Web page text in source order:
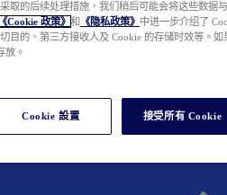
取的后续处理措施，我们稍后可能会将这些数据
《Cookie 政策》 和 《隐私政策》 中进一步介绍了
目的、第三方接收人及 Cookie 的存储时效等。
放。
Cookie 設置 接受所有 Cookie